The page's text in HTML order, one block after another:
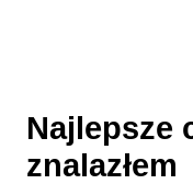
Najlepsze
znalazłem